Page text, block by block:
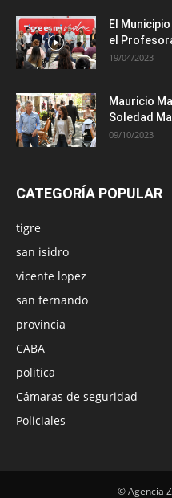
El
el
19/04/2023
Mauricio
Soledad
09/10/2023
CATEGORÍA POPULAR
tigre
san isidro
vicente lopez
san fernando
provincia
CABA
politica
Cámaras de seguridad
Policiales
© Agencia